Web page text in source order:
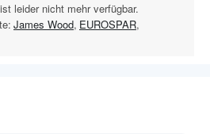
leider nicht mehr verfügbar.
James Wood, EUROSPAR,